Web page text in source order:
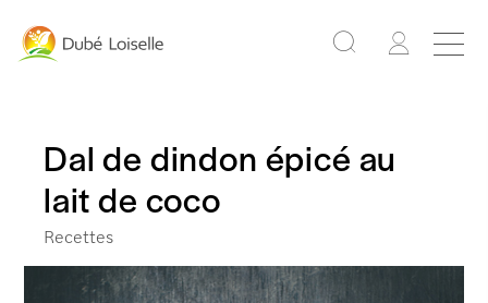
Dal de dindon épicé au
lait de coco
Recettes